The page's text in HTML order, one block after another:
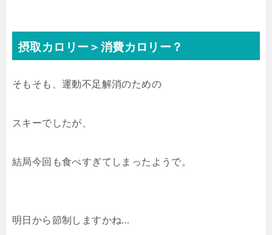
摂取カロリー＞消費カロリー？
そもそも、運動不足解消のための
スキーでしたが、
結局今回も食べすぎてしまったようで。
明日から節制しますかね…